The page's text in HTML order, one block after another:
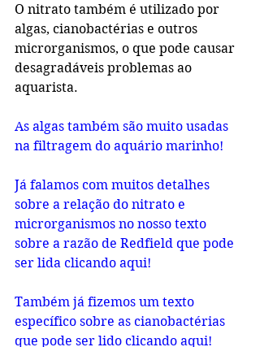
O nitrato também é utilizado por
algas, cianobactérias e outros
microrganismos, o que pode causar
desagradáveis problemas ao
aquarista.
As algas também são muito usadas
na filtragem do aquário marinho!
Já falamos com muitos detalhes
sobre a relação do nitrato e
microrganismos no nosso texto
sobre a razão de Redfield que pode
ser lida clicando aqui!
Também já fizemos um texto
específico sobre as cianobactérias
que pode ser lido clicando aqui!